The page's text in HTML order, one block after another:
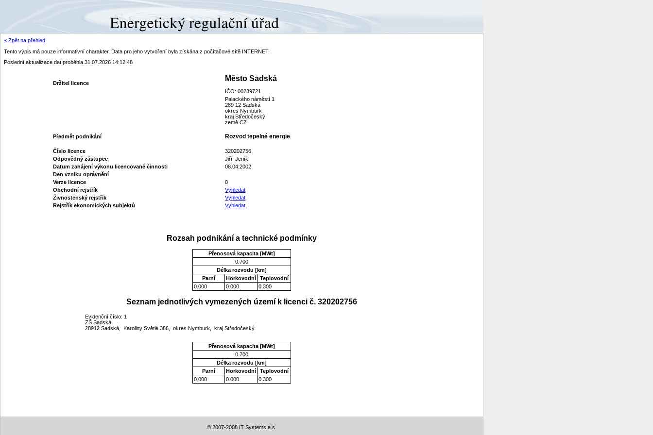
« Zpět na přehled
Tento výpis má pouze informativní charakter. Data pro jeho vytvoření byla získána z počítačové sítě INTERNET.
Poslední aktualizace dat proběhla 31.07.2026 14:12:48
Držitel licence
Město Sadská
IČO: 00239721
Palackého náměstí 1
289 12 Sadská
okres Nymburk
kraj Středočeský
země CZ
Předmět podnikání Rozvod tepelné energie
Číslo licence
320202756
Odpovědný zástupce
Jiří Jeník
Datum zahájení výkonu licencované činnosti
08.04.2002
Den vzniku oprávnění
Verze licence
0
Obchodní rejstřík
Vyhledat
Živnostenský rejstřík
Vyhledat
Rejstřík ekonomických subjektů
Vyhledat
Rozsah podnikání a technické podmínky
Přenosová kapacita [MWt]
0.700
Délka rozvodu [km]
Parní
Horkovodní
Teplovodní
0.000
0.000 0.300
Seznam jednotlivých vymezených území k licenci č. 320202756
Evidenční číslo: 1
ZŠ Sadská
28912 Sadská, Karoliny Světlé 386, okres Nymburk, kraj Středočeský
Přenosová kapacita [MWt]
0.700
Délka rozvodu [km]
Parní
Horkovodní
Teplovodní
0.000
0.000 0.300
© 2007-2008 IT Systems a.s.